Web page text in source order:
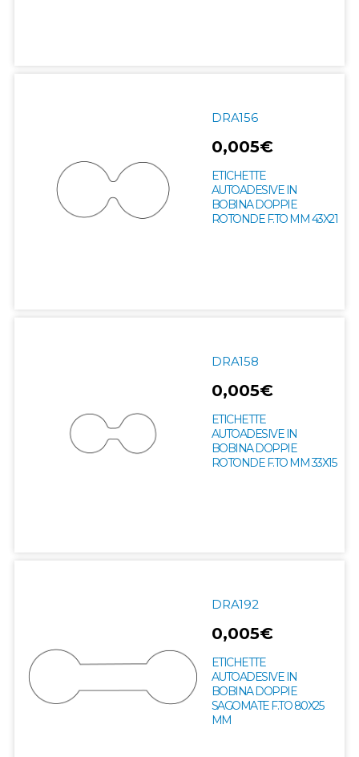
DRA156
0,005€
ETICHETTE
AUTOADESIVE IN
BOBINA DOPPIE
ROTONDE F.TO MM 43X21
DRA158
0,005€
ETICHETTE
AUTOADESIVE IN
BOBINA DOPPIE
ROTONDE F.TO MM 33X15
DRA192
0,005€
ETICHETTE
AUTOADESIVE IN
BOBINA DOPPIE
SAGOMATE F.TO 80X25
MM